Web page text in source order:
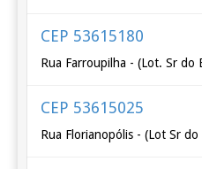
CEP 53615180
Rua Farroupilha - (Lot. Sr do
CEP 53615025
Rua Florianopólis - (Lot Sr